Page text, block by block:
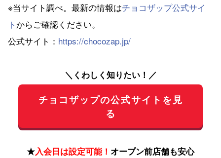
※当サイト調べ。最新の情報はチョコザップ公式サイ
ト からご確認ください。
公式サイト： https://chocozap.jp/
＼くわしく知りたい！／
チョコザップの公式サイトを見
る
★入会日は設定可能！ オープン前店舗も安心